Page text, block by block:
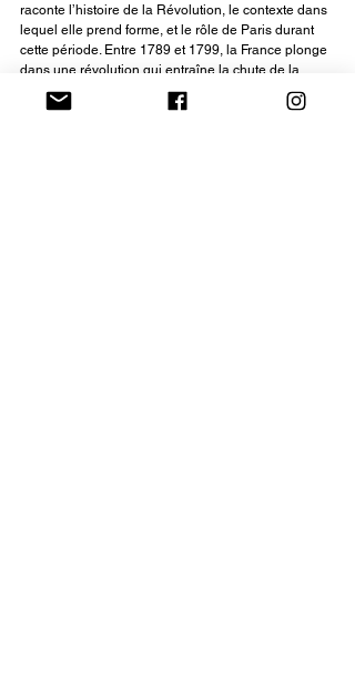
raconte l’histoire de la Révolution, le contexte dans
lequel elle prend forme, et le rôle de Paris durant
cette période. Entre 1789 et 1799, la France plonge
dans une révolution qui entraîne la chute de la
monarchie et la fondation de la Première
République en 1792. La société est transformée en